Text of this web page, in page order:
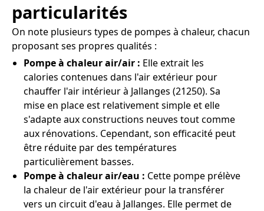
particularités
On note plusieurs types de pompes à chaleur, chacun
proposant ses propres qualités :
Pompe à chaleur air/air : Elle extrait les
calories contenues dans l'air extérieur pour
chauffer l'air intérieur à Jallanges (21250). Sa
mise en place est relativement simple et elle
s'adapte aux constructions neuves tout comme
aux rénovations. Cependant, son efficacité peut
être réduite par des températures
particulièrement basses.
Pompe à chaleur air/eau : Cette pompe prélève
la chaleur de l'air extérieur pour la transférer
vers un circuit d'eau à Jallanges. Elle permet de